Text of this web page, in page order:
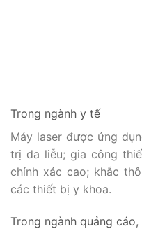
Trong ngành y tế
Máy laser được ứng
trị da liễu; gia công
chính xác cao; khắc
các thiết bị y khoa.
Trong ngành quảng